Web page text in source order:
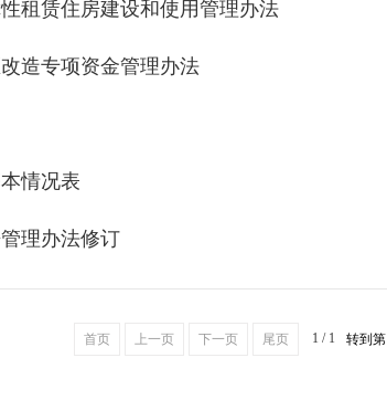
租赁住房建设和使用管理办法
造专项资金管理办法
情况表
理办法修订
首页 上一页 下一页 尾页 1 / 1 转到第